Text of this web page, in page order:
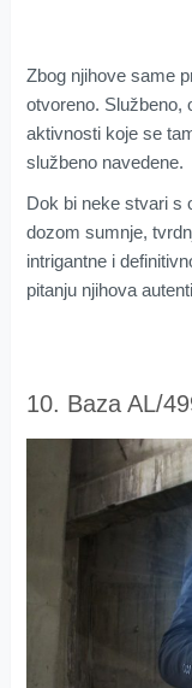
Zbog njihove same
otvoreno. Službeno,
aktivnosti koje se
službeno navedene.
Dok bi neke stvari s
dozom sumnje,
intrigantne i
pitanju njihova
10. Baza AL/